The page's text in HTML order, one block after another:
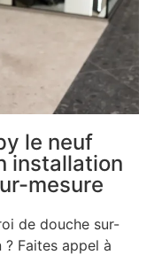
le neuf
installation
mesure
de douche sur-
Faites appel à